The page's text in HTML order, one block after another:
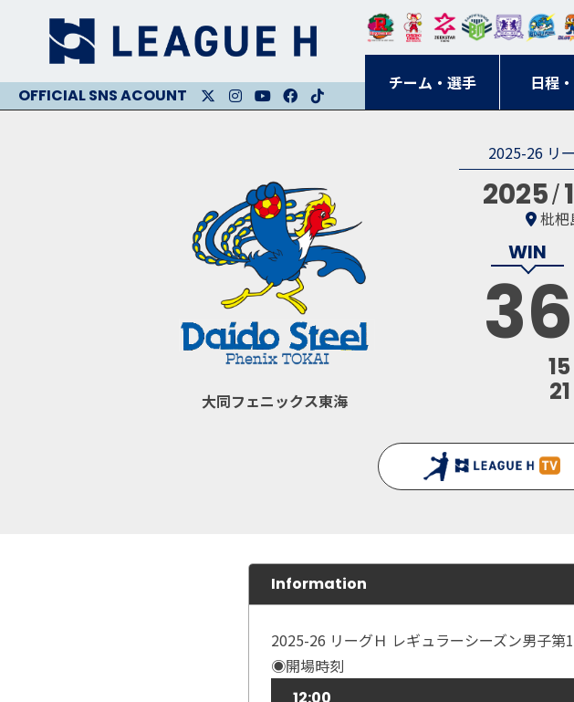
チーム・選手 日程
東日
本レ
ガロ
オー
ソル
埼玉
クス
ター
東京
BM
川
ドリ
ーム
ス
2025-26 リ
大同フェニックス東海
2025
枇杷
36
15
21
Information
2025-26 リーグＨ レギュラーシーズン男子第
◉開場時刻